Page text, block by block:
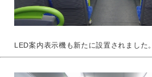
LED案内表示機も新たに設置されました。